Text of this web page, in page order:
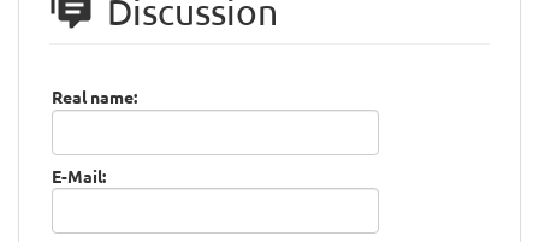
Discussion
Real name:
E-Mail: